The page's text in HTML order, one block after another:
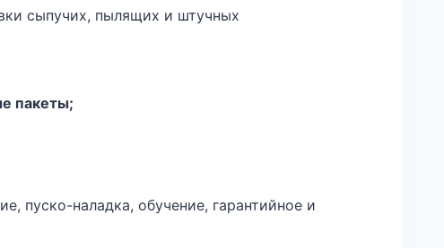
сыпучих, пылящих и штучных
пакеты;
пуско-наладка, обучение, гарантийное и